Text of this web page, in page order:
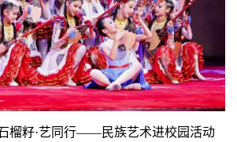
榴籽·艺同行——民族艺术进校园活动